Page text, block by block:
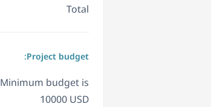
Total
Project budget:
Minimum budget is
10000 USD